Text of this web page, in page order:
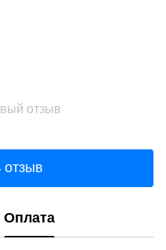
отзыв
отзыв
Оплата